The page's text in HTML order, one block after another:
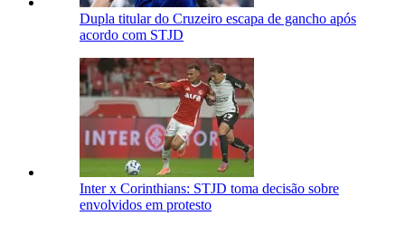
Dupla titular do Cruzeiro escapa de gancho após
acordo com STJD
Inter x Corinthians: STJD toma decisão sobre
envolvidos em protesto